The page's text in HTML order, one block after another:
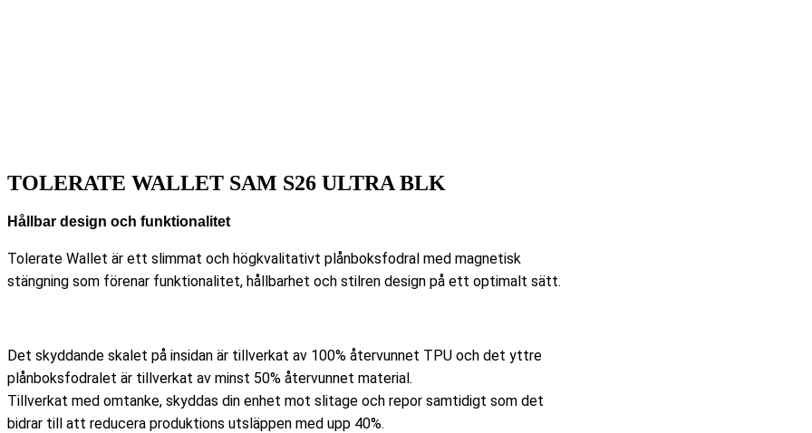
TOLERATE WALLET SAM S26 ULTRA BLK
Hållbar design och funktionalitet
Tolerate Wallet är ett slimmat och högkvalitativt plånboksfodral med magnetisk
stängning som förenar funktionalitet, hållbarhet och stilren design på ett optimalt sätt.
Det skyddande skalet på insidan är tillverkat av 100% återvunnet TPU och det yttre
plånboksfodralet är tillverkat av minst 50% återvunnet material.
Tillverkat med omtanke, skyddas din enhet mot slitage och repor samtidigt som det
bidrar till att reducera produktions utsläppen med upp 40%.